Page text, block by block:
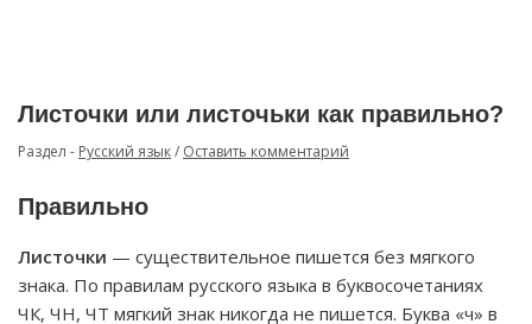
Листочки или листочьки как правильно?
Раздел - Русский язык/ Оставить комментарий
Правильно
Листочки — существительное пишется без мягкого
знака. По правилам русского языка в буквосочетаниях
ЧК, ЧН, ЧТ мягкий знак никогда не пишется. Буква «ч» в